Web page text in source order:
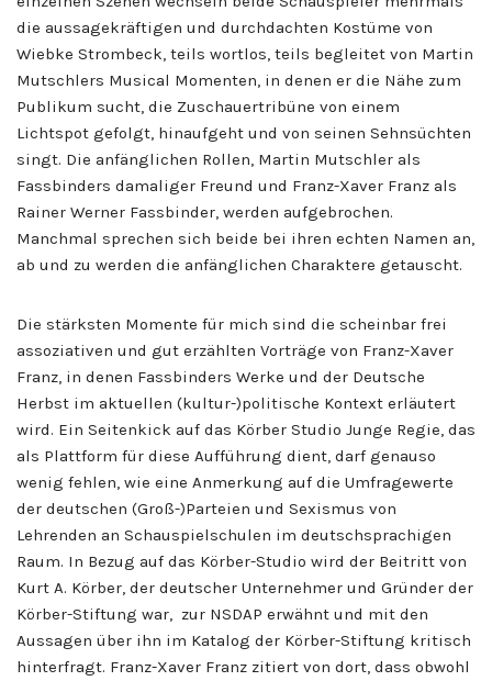
die aussagekräftigen und durchdachten Kostüme von
Wiebke Strombeck, teils wortlos, teils begleitet von Martin
Mutschlers Musical Momenten, in denen er die Nähe zum
Publikum sucht, die Zuschauertribüne von einem
Lichtspot gefolgt, hinaufgeht und von seinen Sehnsüchten
singt. Die anfänglichen Rollen, Martin Mutschler als
Fassbinders damaliger Freund und Franz-Xaver Franz als
Rainer Werner Fassbinder, werden aufgebrochen.
Manchmal sprechen sich beide bei ihren echten Namen an,
ab und zu werden die anfänglichen Charaktere getauscht.
Die stärksten Momente für mich sind die scheinbar frei
assoziativen und gut erzählten Vorträge von Franz-Xaver
Franz, in denen Fassbinders Werke und der Deutsche
Herbst im aktuellen (kultur-)politische Kontext erläutert
wird. Ein Seitenkick auf das Körber Studio Junge Regie, das
als Plattform für diese Aufführung dient, darf genauso
wenig fehlen, wie eine Anmerkung auf die Umfragewerte
der deutschen (Groß-)Parteien und Sexismus von
Lehrenden an Schauspielschulen im deutschsprachigen
Raum. In Bezug auf das Körber-Studio wird der Beitritt von
Kurt A. Körber, der deutscher Unternehmer und Gründer der
Körber-Stiftung war, zur NSDAP erwähnt und mit den
Aussagen über ihn im Katalog der Körber-Stiftung kritisch
hinterfragt. Franz-Xaver Franz zitiert von dort, dass obwohl